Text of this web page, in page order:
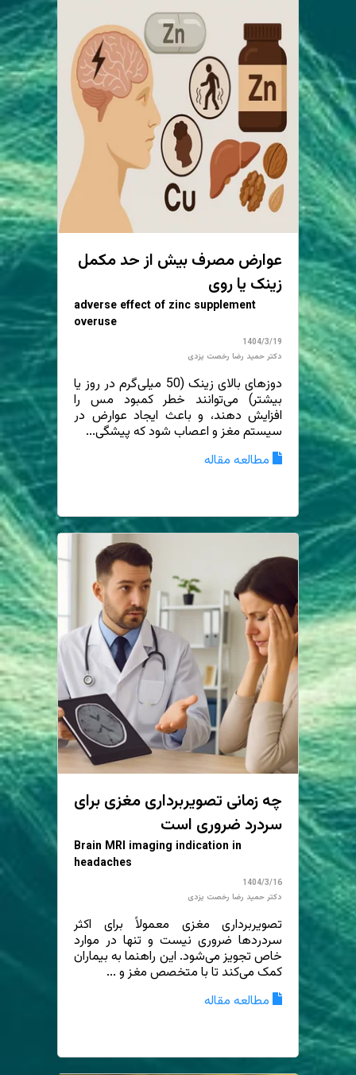
عوارض مصرف بیش از حد مکمل
زینک یا روی
adverse effect of zinc supplement
overuse
1404/3/19
دکتر حمید رضا رخصت یزدی
دوزهای بالای زینک (50 میلی‌گرم در روز یا
بیشتر) می‌توانند خطر کمبود مس را
افزایش دهند، و باعث ایجاد عوارض در
سیستم مغز و اعصاب شود که پیشگی...
مطالعه مقاله
چه زمانی تصویربرداری مغزی برای
سردرد ضروری است
Brain MRI imaging indication in
headaches
1404/3/16
دکتر حمید رضا رخصت یزدی
تصویربرداری مغزی معمولاً برای اکثر
سردردها ضروری نیست و تنها در موارد
خاص تجویز می‌شود. این راهنما به بیماران
کمک می‌کند تا با متخصص مغز و ...
مطالعه مقاله